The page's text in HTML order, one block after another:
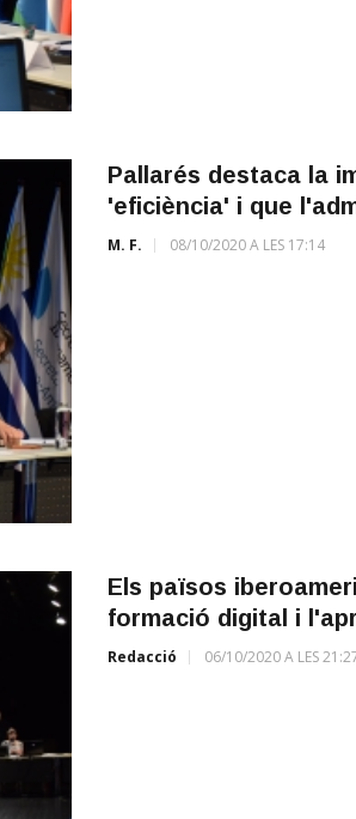
Pallarés destaca la
'eficiència' i que
M. F. 08/10/2020 A LES 17:14
Els països
formació digital i
Redacció 06/10/2020 A LES